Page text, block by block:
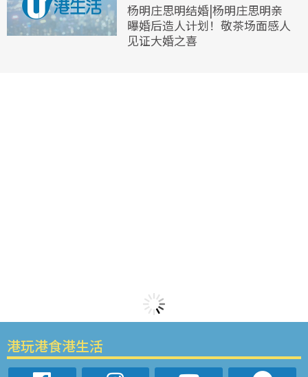
杨明庄思明结婚|杨明庄思明亲
曝婚后造人计划！敬茶场面感人
见证大婚之喜
港玩港食港生活